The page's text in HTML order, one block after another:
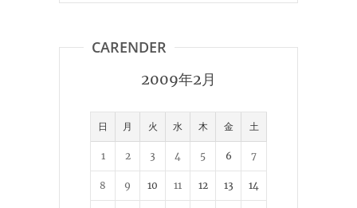
CARENDER
2009年2月
日 月 火 水 木 金 土
1 2 3 4 5 6 7
8 9 10 11 12 13 14